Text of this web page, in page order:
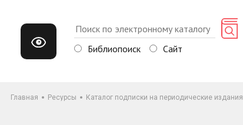
Библиопоиск Сайт
Главная Ресурсы Каталог подписки на периодические издания